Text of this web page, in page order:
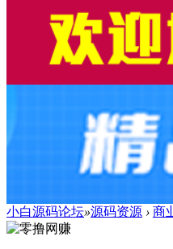
小白源码论坛»源码资源 › 商